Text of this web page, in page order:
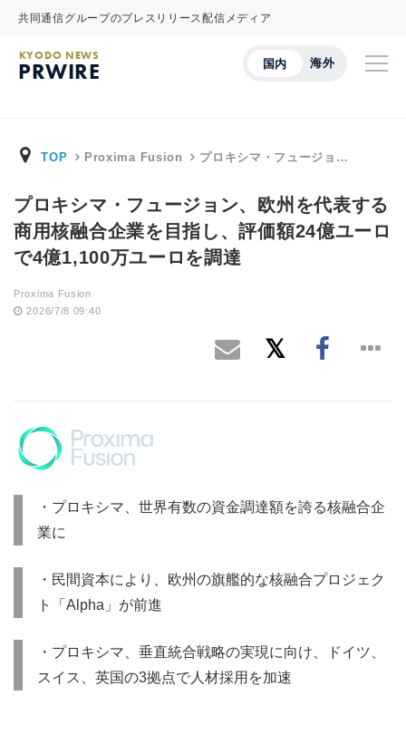
共同通信グループのプレスリリース配信メディア
国内 海外
KYODO NEWS
PRWIRE
TOP Proxima Fusion プロキシマ・フュージョ…
プロキシマ・フュージョン、欧州を代表する
商用核融合企業を目指し、評価額24億ユーロ
で4億1,100万ユーロを調達
Proxima Fusion
2026/7/8 09:40
・プロキシマ、世界有数の資金調達額を誇る核融合企
業に
・民間資本により、欧州の旗艦的な核融合プロジェク
ト「Alpha」が前進
・プロキシマ、垂直統合戦略の実現に向け、ドイツ、
スイス、英国の3拠点で人材採用を加速